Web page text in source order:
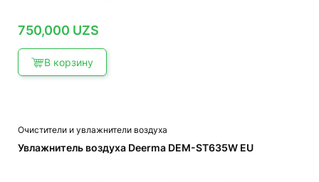
750,000 UZS
В корзину
Очистители и увлажнители воздуха
Увлажнитель воздуха Deerma DEM-ST635W EU